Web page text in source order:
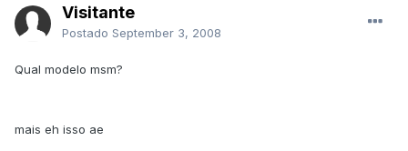
Visitante
Postado September 3, 2008
Qual modelo msm?
mais eh isso ae